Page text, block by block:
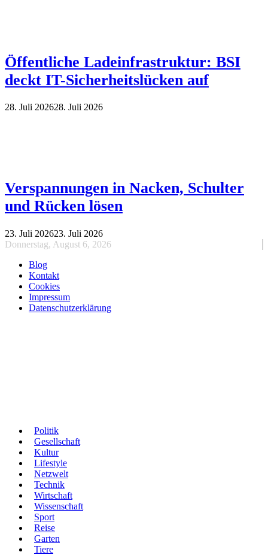
Öffentliche Ladeinfrastruktur: BSI
deckt IT-Sicherheitslücken auf
28. Juli 202628. Juli 2026
Verspannungen in Nacken, Schulter
und Rücken lösen
23. Juli 202623. Juli 2026
Donnerstag, August 6, 2026
Blog
Kontakt
Cookies
Impressum
Datenschutzerklärung
Politik
Gesellschaft
Kultur
Lifestyle
Netzwelt
Technik
Wirtschaft
Wissenschaft
Sport
Reise
Garten
Tiere